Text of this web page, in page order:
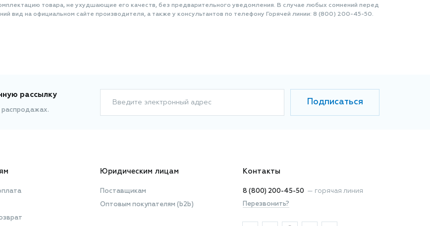
товара, не ухудшающие его качеств, без предварительного уведомления. В случае любых сомнений перед
вид на официальном сайте производителя, а также у консультантов по телефону Горячей линии: 8 (800) 200-45-50.
рассылку
распродажах.
Введите электронный адрес Подписаться
Юридическим лицам
Поставщикам
Оптовым покупателям (b2b)
Контакты
8 (800) 200-45-50 — горячая линия
Перезвонить?